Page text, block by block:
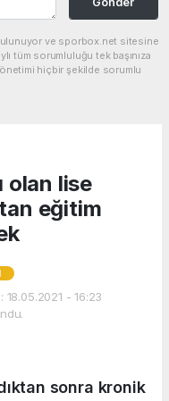
ve sporbox.net sitesine
tüm sorumluluğu tek başınıza
hiçbir şekilde sorumlu
olan lise
eğitim
18.05.2021 - 16:23
sonra kronik